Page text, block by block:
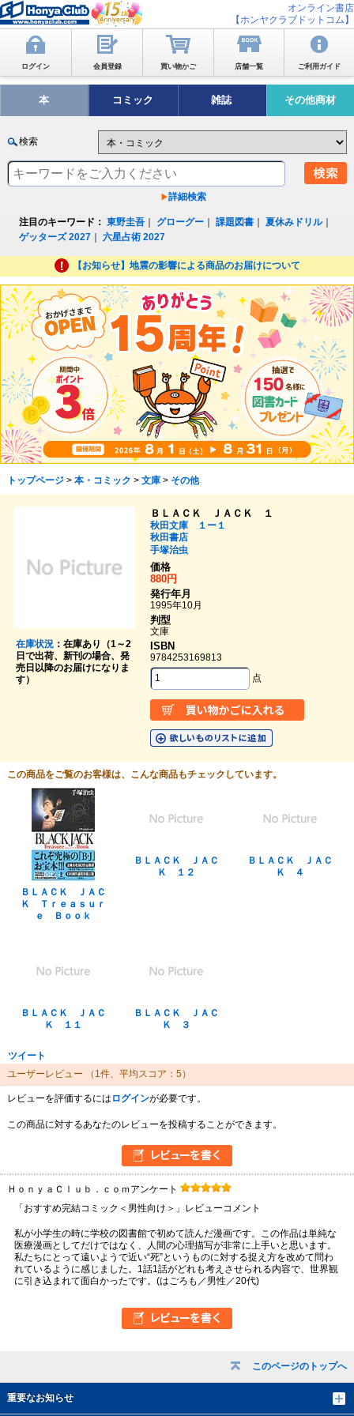
オンライン書店
【ホンヤクラブドットコム】
ログイン 会員登録 買い物かご 店舗一覧 ご利用ガイド
本 コミック 雑誌 その他商材
検索
詳細検索
注目のキーワード： 東野圭吾 グローグー ｜課題図書 ｜夏休みドリル｜
ゲッターズ 2027 ｜六星占術 2027
【お知らせ】地震の影響による商品のお届けについて
このページのトップへ
重要なお知らせ
トップページ> 本・コミック > 文庫> その他
在庫状況：在庫あり（1～2
日で出荷、新刊の場合、発
売日以降のお届けになりま
す）
ＢＬＡＣＫ ＪＡＣＫ １
秋田文庫 １ー１
秋田書店
手塚治虫
価格
880円
発行年月
1995年10月
判型
文庫
ISBN
9784253169813
点
この商品をご覧のお客様は、こんな商品もチェックしています。
ＢＬＡＣＫ ＪＡＣ
Ｋ Ｔｒｅａｓｕｒ
ｅ Ｂｏｏｋ
ＢＬＡＣＫ ＪＡＣ
Ｋ １２
ＢＬＡＣＫ ＪＡＣ
Ｋ ４
ＢＬＡＣＫ ＪＡＣ
Ｋ １１
ＢＬＡＣＫ ＪＡＣ
Ｋ ３
ツイート
ユーザーレビュー
（1件、平均スコア：5）
レビューを評価するには ログインが必要です。
この商品に対するあなたのレビューを投稿することができます。
ＨｏｎｙａＣｌｕｂ．ｃｏｍアンケート
「おすすめ完結コミック＜男性向け＞」レビューコメント
私が小学生の時に学校の図書館で初めて読んだ漫画です。この作品は単純な
医療漫画としてだけではなく、人間の心理描写が非常に上手いと思います。
私たちにとって遠いようで近い“死”というものに対する捉え方を改めて問わ
れているように感じました。1話1話がどれも考えさせられる内容で、世界観
に引き込まれて面白かったです。(はごろも／男性／20代)